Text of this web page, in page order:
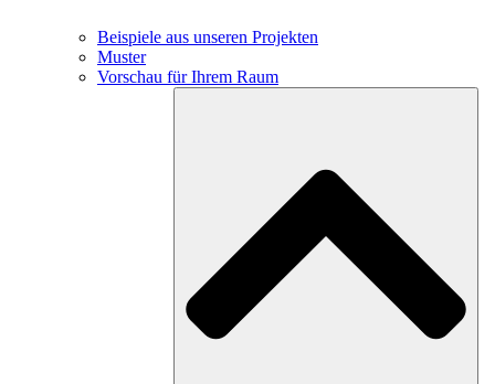
Beispiele aus unseren Projekten
Muster
Vorschau für Ihrem Raum